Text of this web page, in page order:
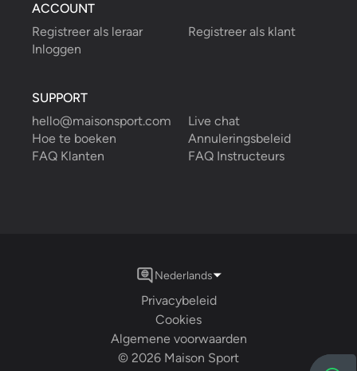
ACCOUNT
Registreer als leraar
Registreer als klant
Inloggen
SUPPORT
hello@maisonsport.com
Live chat
Hoe te boeken
Annuleringsbeleid
FAQ Klanten
FAQ Instructeurs
© 2026 Maison Sport
Algemene voorwaarden
Cookies
Privacybeleid
Nederlands